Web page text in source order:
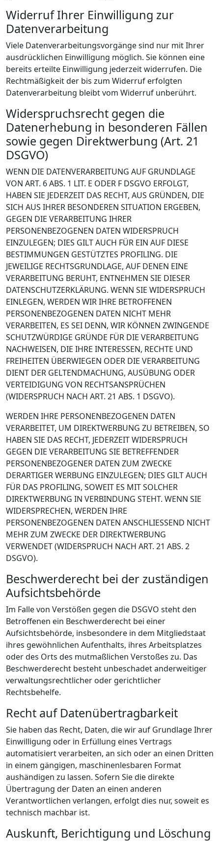
Widerruf Ihrer Einwilligung zur
Datenverarbeitung
Viele Datenverarbeitungsvorgänge sind nur mit Ihrer
ausdrücklichen Einwilligung möglich. Sie können eine
bereits erteilte Einwilligung jederzeit widerrufen. Die
Rechtmäßigkeit der bis zum Widerruf erfolgten
Datenverarbeitung bleibt vom Widerruf unberührt.
Widerspruchsrecht gegen die
Datenerhebung in besonderen Fällen
sowie gegen Direktwerbung (Art. 21
DSGVO)
WENN DIE DATENVERARBEITUNG AUF GRUNDLAGE
VON ART. 6 ABS. 1 LIT. E ODER F DSGVO ERFOLGT,
HABEN SIE JEDERZEIT DAS RECHT, AUS GRÜNDEN, DIE
SICH AUS IHRER BESONDEREN SITUATION ERGEBEN,
GEGEN DIE VERARBEITUNG IHRER
PERSONENBEZOGENEN DATEN WIDERSPRUCH
EINZULEGEN; DIES GILT AUCH FÜR EIN AUF DIESE
BESTIMMUNGEN GESTÜTZTES PROFILING. DIE
JEWEILIGE RECHTSGRUNDLAGE, AUF DENEN EINE
VERARBEITUNG BERUHT, ENTNEHMEN SIE DIESER
DATENSCHUTZERKLÄRUNG. WENN SIE WIDERSPRUCH
EINLEGEN, WERDEN WIR IHRE BETROFFENEN
PERSONENBEZOGENEN DATEN NICHT MEHR
VERARBEITEN, ES SEI DENN, WIR KÖNNEN ZWINGENDE
SCHUTZWÜRDIGE GRÜNDE FÜR DIE VERARBEITUNG
NACHWEISEN, DIE IHRE INTERESSEN, RECHTE UND
FREIHEITEN ÜBERWIEGEN ODER DIE VERARBEITUNG
DIENT DER GELTENDMACHUNG, AUSÜBUNG ODER
VERTEIDIGUNG VON RECHTSANSPRÜCHEN
(WIDERSPRUCH NACH ART. 21 ABS. 1 DSGVO).
WERDEN IHRE PERSONENBEZOGENEN DATEN
VERARBEITET, UM DIREKTWERBUNG ZU BETREIBEN, SO
HABEN SIE DAS RECHT, JEDERZEIT WIDERSPRUCH
GEGEN DIE VERARBEITUNG SIE BETREFFENDER
PERSONENBEZOGENER DATEN ZUM ZWECKE
DERARTIGER WERBUNG EINZULEGEN; DIES GILT AUCH
FÜR DAS PROFILING, SOWEIT ES MIT SOLCHER
DIREKTWERBUNG IN VERBINDUNG STEHT. WENN SIE
WIDERSPRECHEN, WERDEN IHRE
PERSONENBEZOGENEN DATEN ANSCHLIESSEND NICHT
MEHR ZUM ZWECKE DER DIREKTWERBUNG
VERWENDET (WIDERSPRUCH NACH ART. 21 ABS. 2
DSGVO).
Beschwerde­recht bei der zuständigen
Aufsichts­behörde
Im Falle von Verstößen gegen die DSGVO steht den
Betroffenen ein Beschwerderecht bei einer
Aufsichtsbehörde, insbesondere in dem Mitgliedstaat
ihres gewöhnlichen Aufenthalts, ihres Arbeitsplatzes
oder des Orts des mutmaßlichen Verstoßes zu. Das
Beschwerderecht besteht unbeschadet anderweitiger
verwaltungsrechtlicher oder gerichtlicher
Rechtsbehelfe.
Recht auf Daten­übertrag­barkeit
Sie haben das Recht, Daten, die wir auf Grundlage Ihrer
Einwilligung oder in Erfüllung eines Vertrags
automatisiert verarbeiten, an sich oder an einen Dritten
in einem gängigen, maschinenlesbaren Format
aushändigen zu lassen. Sofern Sie die direkte
Übertragung der Daten an einen anderen
Verantwortlichen verlangen, erfolgt dies nur, soweit es
technisch machbar ist.
Auskunft, Berichtigung und Löschung